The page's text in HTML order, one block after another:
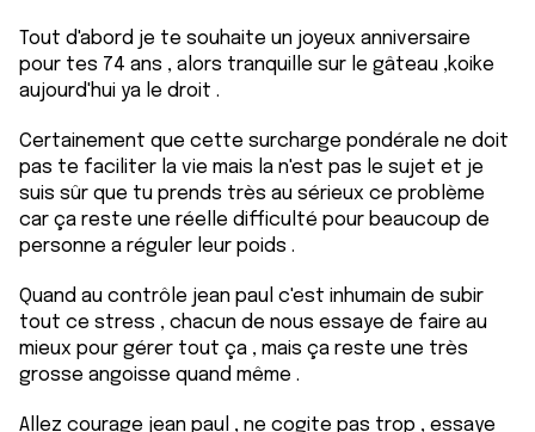
Tout d'abord je te souhaite un joyeux anniversaire
pour tes 74 ans , alors tranquille sur le gâteau ,koike
aujourd'hui ya le droit .
Certainement que cette surcharge pondérale ne doit
pas te faciliter la vie mais la n'est pas le sujet et je
suis sûr que tu prends très au sérieux ce problème
car ça reste une réelle difficulté pour beaucoup de
personne a réguler leur poids .
Quand au contrôle jean paul c'est inhumain de subir
tout ce stress , chacun de nous essaye de faire au
mieux pour gérer tout ça , mais ça reste une très
grosse angoisse quand même .
Allez courage jean paul , ne cogite pas trop , essaye